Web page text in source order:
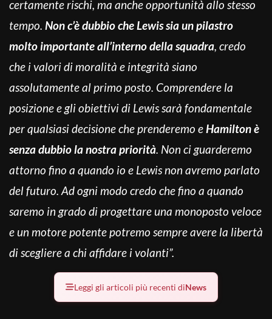
certamente rischi, ma anche opportunità allo stesso
tempo. Non c’è dubbio che Lewis sia un pilastro
molto importante all’interno della squadra, credo
che i valori di moralità e integrità siano
assolutamente al primo posto. Comprendere la
posizione e gli obiettivi di Lewis sarà fondamentale
per qualsiasi decisione che prenderemo eHamilton è
senza dubbio la nostra priorità. Non ci guarderemo
attorno fino a quando io e Lewis non avremo parlato
del futuro. Ad ogni modo credo che fino a quando
saremo in grado di progettare una monoposto veloce
e un motore potente potremo sempre avere la libertà
di scegliere a chi affidare i volanti”.
Leggi gli articoli più recenti diNews